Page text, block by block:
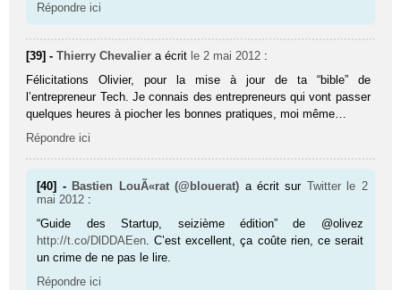
Répondre ici
[39] -Thierry Chevalier a écrit le 2 mai 2012 :
Félicitations Olivier, pour la mise à jour de ta “bible” de
l’entrepreneur Tech. Je connais des entrepreneurs qui vont passer
quelques heures à piocher les bonnes pratiques, moi même…
Répondre ici
[40] - Bastien LouÃ«rat (@blouerat) a écrit sur Twitter
le 2
mai 2012 :
“Guide des Startup, seizième édition” de @olivez
http://t.co/DlDDAEen. C’est excellent, ça coûte rien, ce serait
un crime de ne pas le lire.
Répondre ici